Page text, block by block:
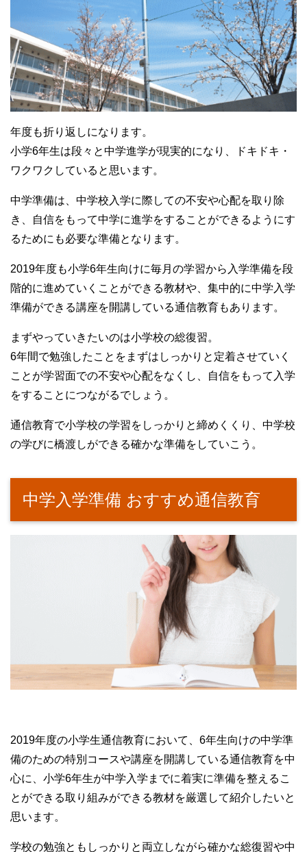
年度も折り返しになります。
小学6年生は段々と中学進学が現実的になり、ドキドキ・
ワクワクしていると思います。
中学準備は、中学校入学に際しての不安や心配を取り除
き、自信をもって中学に進学をすることができるようにす
るためにも必要な準備となります。
2019年度も小学6年生向けに毎月の学習から入学準備を段
階的に進めていくことができる教材や、集中的に中学入学
準備ができる講座を開講している通信教育もあります。
まずやっていきたいのは小学校の総復習。
6年間で勉強したことをまずはしっかりと定着させていく
ことが学習面での不安や心配をなくし、自信をもって入学
をすることにつながるでしょう。
通信教育で小学校の学習をしっかりと締めくくり、中学校
の学びに橋渡しができる確かな準備をしていこう。
中学入学準備 おすすめ通信教育
2019年度の小学生通信教育において、6年生向けの中学準
備のための特別コースや講座を開講している通信教育を中
心に、小学6年生が中学入学までに着実に準備を整えるこ
とができる取り組みができる教材を厳選して紹介したいと
思います。
学校の勉強ともしっかりと両立しながら確かな総復習や中